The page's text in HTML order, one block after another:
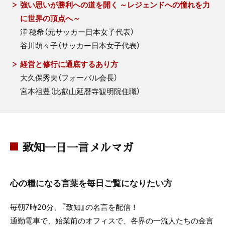
強い思いが勝利への道を開く ～レジェンドへの憧れを力
に世界の頂点へ～
澤 穂希（元サッカー日本女子代表）
谷川萌々子（サッカー日本女子代表）
経営と修行に通底するあり方
大久保秀夫（フォーバル会長）
宮本祖豊（比叡山延暦寺観明院住職）
致知一日一言メルマガ
心の糧になる言葉を毎日ご覧になりたい方
毎朝7時20分、『致知』の名言を配信！
通勤電車で、始業前のオフィスで、各界の一流人たちの金言